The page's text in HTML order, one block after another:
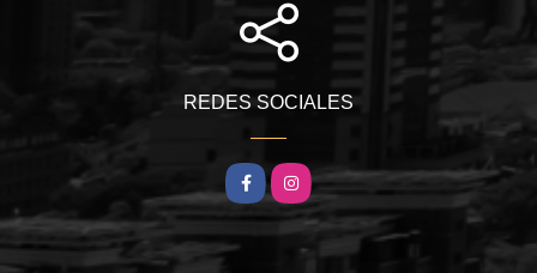
REDES SOCIALES
FacebookInstagram